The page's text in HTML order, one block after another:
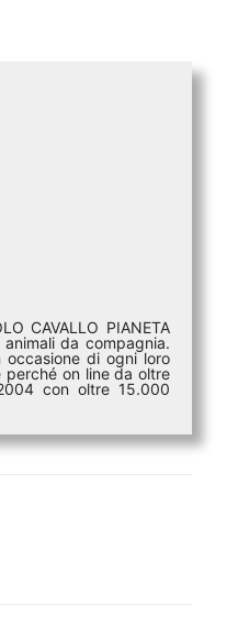
CAVALLO PIANETA
da compagnia.
di ogni loro
perché on line da oltre
con oltre 15.000